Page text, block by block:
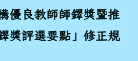
優良教師師鐸獎暨推
獎評選要點」修正規